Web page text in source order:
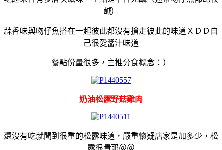
鹹）
蒜香味與吻仔魚搭在一起彼此都沒有搶走彼此的味道ＸＤＤ 自
己很愛醬汁味道
餐點份量很多，主推分食概念：）
奶油松露野菇雞肉
還沒有吃就聞到很重的松露味道，嚴重懷疑店家是加多少，松
露很貴耶＠＠